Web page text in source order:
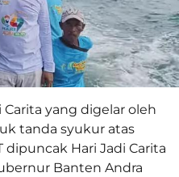
Carita yang digelar oleh
tanda syukur atas
dipuncak Hari Jadi Carita
Banten Andra